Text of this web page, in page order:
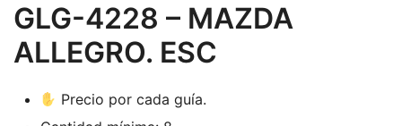
GLG-4228 – MAZDA
ALLEGRO. ESC
Precio por cada guía.